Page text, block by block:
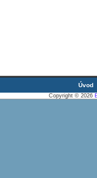
Úvod
Copyright © 2026